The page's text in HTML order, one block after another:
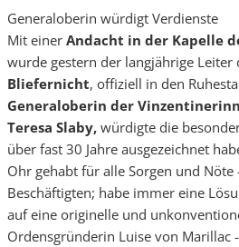
Generaloberin würdigt Verdienste
Mit einer Andacht in der Kapelle
wurde gestern der langjährige Leiter
Bliefernicht, offiziell in den
Generaloberin der
Teresa Slaby,würdigte die
über fast 30 Jahre ausgezeichnet
Ohr gehabt für alle Sorgen und
Beschäftigten; habe immer eine
auf eine originelle und
Ordensgründerin Luise von